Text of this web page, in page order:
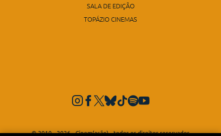
SALA DE EDIÇÃO
TOPÁZIO CINEMAS
© 2010 - 2026 - Cinem(ação) - todos os direitos reservados